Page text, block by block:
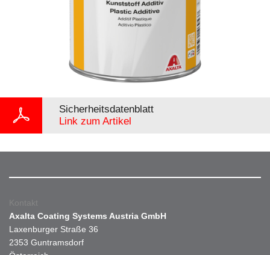
Sicherheitsdatenblatt
Link zum Artikel
Kontakt
Axalta Coating Systems Austria GmbH
Laxenburger Straße 36
2353 Guntramsdorf